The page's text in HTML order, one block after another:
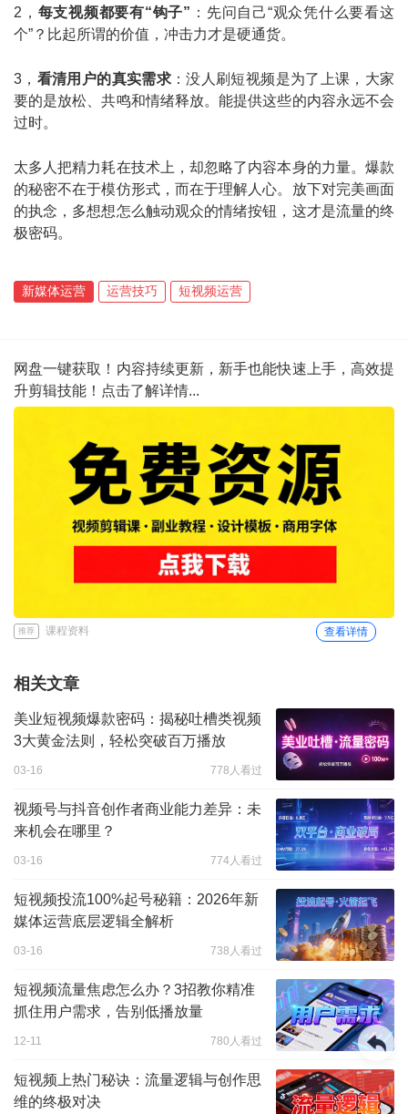
2， 每支视频都要有“钩子” ：先问自己“观众凭什么要看这
个”？比起所谓的价值，冲击力才是硬通货。
3， 看清用户的真实需求：没人刷短视频是为了上课，大家
要的是放松、共鸣和情绪释放。能提供这些的内容永远不会
过时。
太多人把精力耗在技术上，却忽略了内容本身的力量。爆款
的秘密不在于模仿形式，而在于理解人心。放下对完美画面
的执念，多想想怎么触动观众的情绪按钮，这才是流量的终
极密码。
新媒体运营 运营技巧 短视频运营
网盘一键获取！内容持续更新，新手也能快速上手，高效提
升剪辑技能！点击了解详情...
推荐 课程资料 查看详情
相关文章
美业短视频爆款密码：揭秘吐槽类视频
3大黄金法则，轻松突破百万播放
03-16 778人看过
视频号与抖音创作者商业能力差异：未
来机会在哪里？
03-16 774人看过
短视频投流100%起号秘籍：2026年新
媒体运营底层逻辑全解析
03-16 738人看过
短视频流量焦虑怎么办？3招教你精准
抓住用户需求，告别低播放量
12-11 780人看过
短视频上热门秘诀：流量逻辑与创作思
维的终极对决